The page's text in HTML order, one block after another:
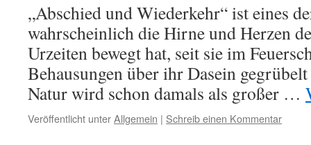
„Abschied und Wiederkehr“ ist eines
wahrscheinlich die Hirne und Herzen
Urzeiten bewegt hat, seit sie im
Behausungen über ihr Dasein
Natur wird schon damals als großer …
Veröffentlicht unterAllgemein | Schreib einen Kommentar